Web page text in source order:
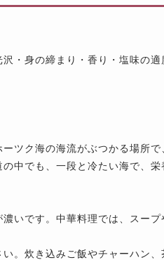
・身の締まり・香り・塩味の
ツク海の海流がぶつかる場所
中でも、一段と冷たい海で、
いです。中華料理では、スー
。炊き込みご飯やチャーハン